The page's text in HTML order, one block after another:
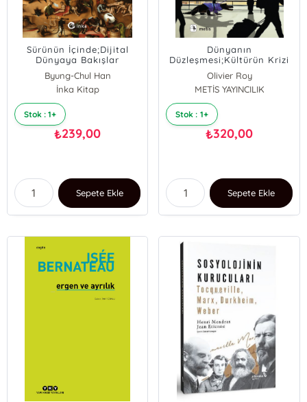
Sürünün İçinde;Dijital
Dünyaya Bakışlar
Byung-Chul Han
İnka Kitap
Stok : 1+
₺239,00
Sepete Ekle
Dünyanın
Düzleşmesi;Kültürün Krizi
ve Normların Tahakkümü
Olivier Roy
METİS YAYINCILIK
Stok : 1+
₺320,00
Sepete Ekle